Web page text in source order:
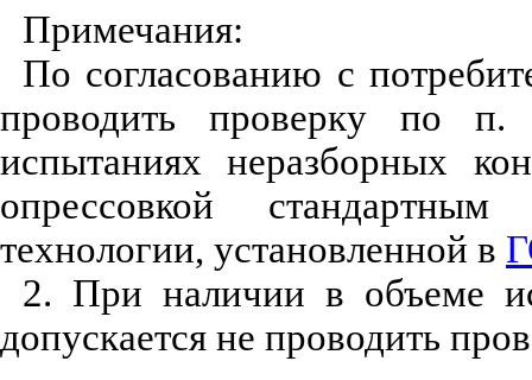
Примечания:
По согласованию с
проводить проверку по
испытаниях неразборных
опрессовкой
технологии, установленной в
2. При наличии в объеме
допускается не проводить